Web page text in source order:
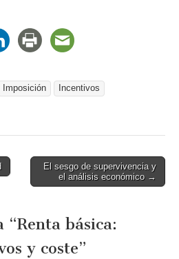
Imposición
Incentivos
El sesgo de supervivencia y
el análisis económico →
“Renta básica:
y coste”